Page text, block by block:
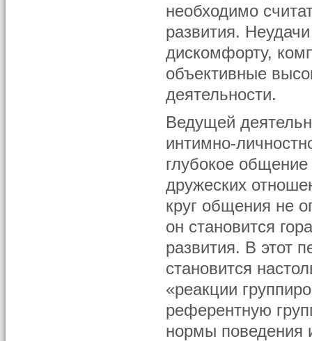
необходимо
развития.
дискомфорту,
объективные
деятельности.
Ведущей
интимно-
глубокое
дружеских
круг общения не
он становится
развития. В этот
становится
«реакции
референтную
нормы поведения